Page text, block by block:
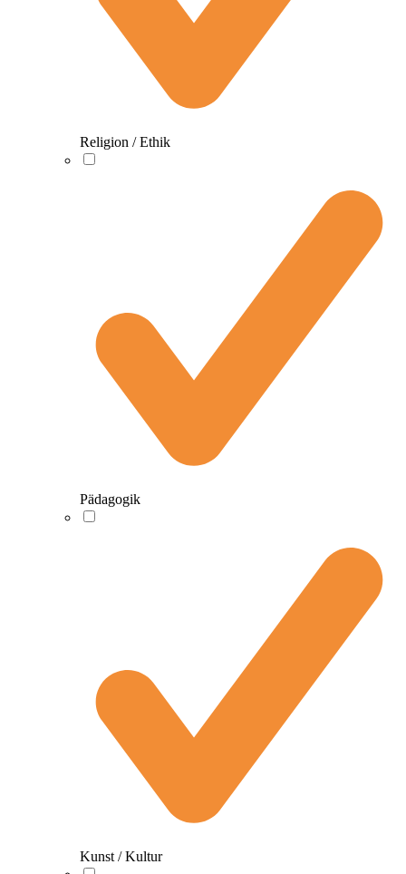
Religion / Ethik
Pädagogik
Kunst / Kultur